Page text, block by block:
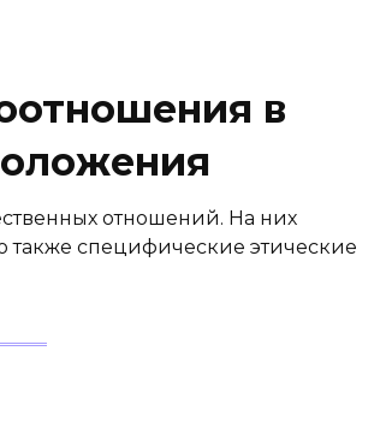
в
отношений. На них
также специфические этические